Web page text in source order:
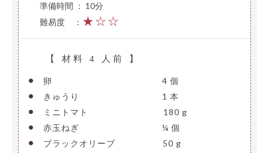
準備時間 ： 10分
難易度
： ★☆☆
【 材料 4 人前 】
• 卵 4 個
• きゅうり 1 本
• ミニトマト 180 g
• 赤玉ねぎ ¼ 個
• ブラックオリーブ 50 g